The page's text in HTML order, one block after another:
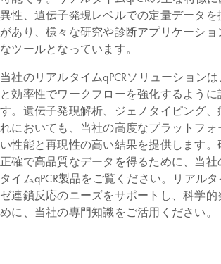
異性、遺伝子発現レベルでの定量データ
があり、様々な研究や診断アプリケーシ
なツールとなっています。
当社のリアルタイムqPCRソリューション
と効率性でワークフローを強化するように
す。遺伝子発現解析、ジェノタイピング
れにおいても、当社の高度なプラットフ
い性能と再現性の高い結果を提供します。
正確で高品質なデータを得るために、当
タイムqPCR製品をご覧ください。リアル
ゼ連鎖反応のニーズをサポートし、科学
めに、当社の専門知識をご活用ください。